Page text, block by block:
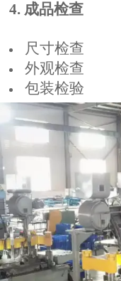
4. 成品检查
尺寸检查
外观检查
包装检验